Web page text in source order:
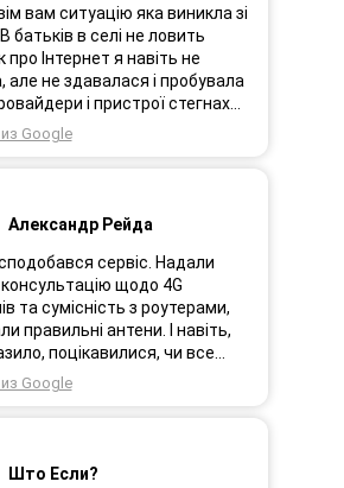
обертав десятки разів
змінили один раз модем з
доплатою і вдалося
:) Дякую вам! Безумовно
і радий знайомству.
вам ситуацію яка виникла зі
батьків в селі не ловить
про Інтернет я навіть не
але не здавалася і пробувала
і пристрої стегнах
слабким або взагалі
І ось я в Інтернеті побачила
це тестовий період 1 міс, я
спробувати ще раз.
заявку зімною зв’язалася
Олеся дуже привітна
розповіла все детально і
хороший пристрій.
прийшло через день і я
встановлювати інтернет.
на зв’язоку і все
І ось інтернет працює як
все супер. Я дуже задоволена.
Олесі яка
Google
Александр Рейда
сервіс. Надали
консультацію щодо 4G
та сумісність з роутерами,
правильні антени. І навіть,
поцікавилися, чи все
після впровадження
в експлуатацію та чи
Google
Што Если?